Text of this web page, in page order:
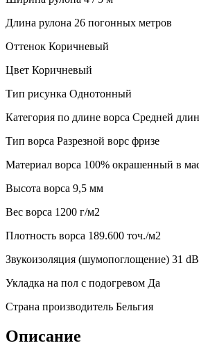
Длина рулона 26 погонных метров
Оттенок Коричневый
Цвет Коричневый
Тип рисунка Однотонный
Категория по длине ворса Средней
Тип ворса Разрезной ворс фризе
Материал ворса 100% окрашенный в
Высота ворса 9,5 мм
Веc ворса 1200 г/м2
Плотность ворса 189.600 точ./м2
Звукоизоляция (шумопоглощение) 31 dB
Укладка на пол с подогревом Да
Страна производитель Бельгия
Описание